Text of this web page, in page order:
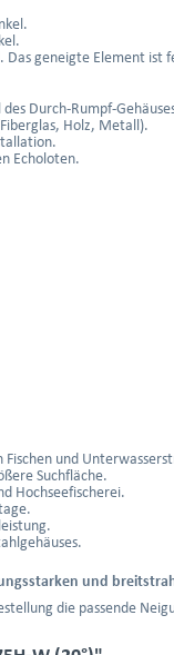
Das geneigte Element
des Durch-Rumpf-
Holz, Metall).
Echoloten.
und
Suchfläche.
Hochseefischerei.
und
die passende